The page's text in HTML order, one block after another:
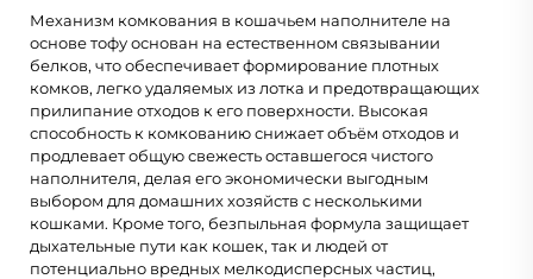
Механизм комкования в кошачьем наполнителе на
основе тофу основан на естественном связывании
белков, что обеспечивает формирование плотных
комков, легко удаляемых из лотка и предотвращающих
прилипание отходов к его поверхности. Высокая
способность к комкованию снижает объём отходов и
продлевает общую свежесть оставшегося чистого
наполнителя, делая его экономически выгодным
выбором для домашних хозяйств с несколькими
кошками. Кроме того, безпыльная формула защищает
дыхательные пути как кошек, так и людей от
потенциально вредных мелкодисперсных частиц,